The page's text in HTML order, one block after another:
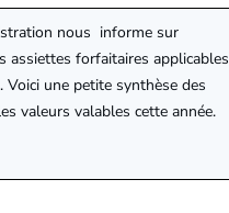
nous informe sur
assiettes forfaitaires applicables
Voici une petite synthèse des
valeurs valables cette année.